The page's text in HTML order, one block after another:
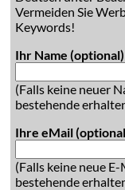
Vermeiden Sie
Keywords!
Ihr Name (optional)
(Falls keine neuer
bestehende
Ihre eMail
(Falls keine neue
bestehende